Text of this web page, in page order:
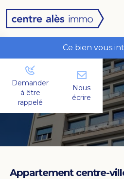
Appartement centre-
Ce bien vous
Demander
à être
rappelé
Nous
écrire